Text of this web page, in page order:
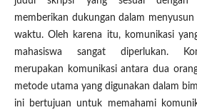
memberikan dukungan dalam
waktu. Oleh karena itu, komunikasi
mahasiswa sangat diperlukan.
merupakan komunikasi antara dua
metode utama yang digunakan dalam
ini bertujuan untuk memahami